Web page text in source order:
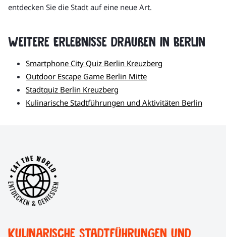
entdecken Sie die Stadt auf eine neue Art.
Weitere Erlebnisse draußen in Berlin
Smartphone City Quiz Berlin Kreuzberg
Outdoor Escape Game Berlin Mitte
Stadtquiz Berlin Kreuzberg
Kulinarische Stadtführungen und Aktivitäten Berlin
Kulinarische Stadtführungen und